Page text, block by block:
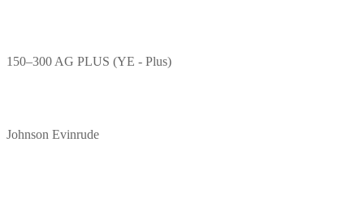
150–300 AG PLUS (YE - Plus)
Johnson Evinrude